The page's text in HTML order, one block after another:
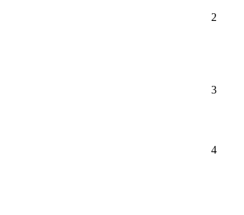
2
3
4